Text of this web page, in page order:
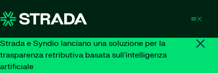
Strada e Syndio lanciano una soluzione per la
trasparenza retributiva basata sull'intelligenza
artificiale